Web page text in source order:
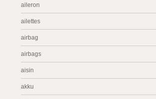
aileron
ailettes
airbag
airbags
aisin
akku